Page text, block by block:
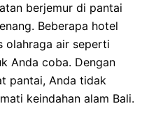
berjemur di pantai
Beberapa hotel
olahraga air seperti
Anda coba. Dengan
pantai, Anda tidak
keindahan alam Bali.